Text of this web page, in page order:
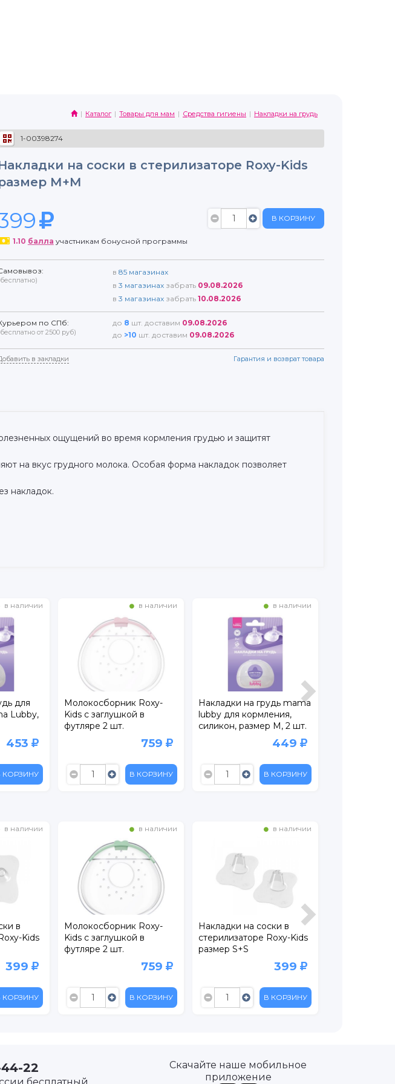
Каталог Товары для мам Средства гигиены Накладки на грудь
1-00398274
на соски в стерилизаторе Roxy-Kids
М+М
В КОРЗИНУ
1.10 балла участникам бонусной программы
в 85 магазинах
в 3 магазинах забрать 09.08.2026
в 3 магазинах забрать 10.08.2026
по СПб:
от 2500 руб)
до 8 шт. доставим 09.08.2026
до >10 шт. доставим 09.08.2026
в закладки Гарантия и возврат товара
ощущений во время кормления грудью и защитят
на вкус грудного молока. Особая форма накладок позволяет
накладок.
Roxy-
с заглушкой в
2 шт.
В КОРЗИНУ
Накладки на грудь mama
lubby для кормления,
силикон, размер M, 2 шт.
В КОРЗИНУ
Накладки на соски в
стерилизаторе Roxy-Kids
размер М+М
в наличии
в
Kids
399
КОРЗИНУ
в наличии
Молокосборник Roxy-
Kids с заглушкой в
футляре 2 шт.
759
В КОРЗИНУ
в наличии
Накладки на соски в
стерилизаторе Roxy-Kids
размер S+S
399
В КОРЗИНУ
22
Скачайте наше мобильное
приложение